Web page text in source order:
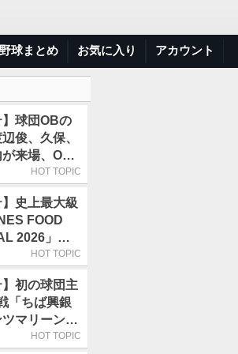
野球まとめ お気に入り アカウント
】球団OBの
俊、久保、
来場、OB
9月22日開催
HOT TOPIC
】史上最大級
FOOD
2026」第4
はビール半額
HOT TOPIC
】初の球団主
「ちば興銀
マリーンズ
ルゲームHOT TOPIC